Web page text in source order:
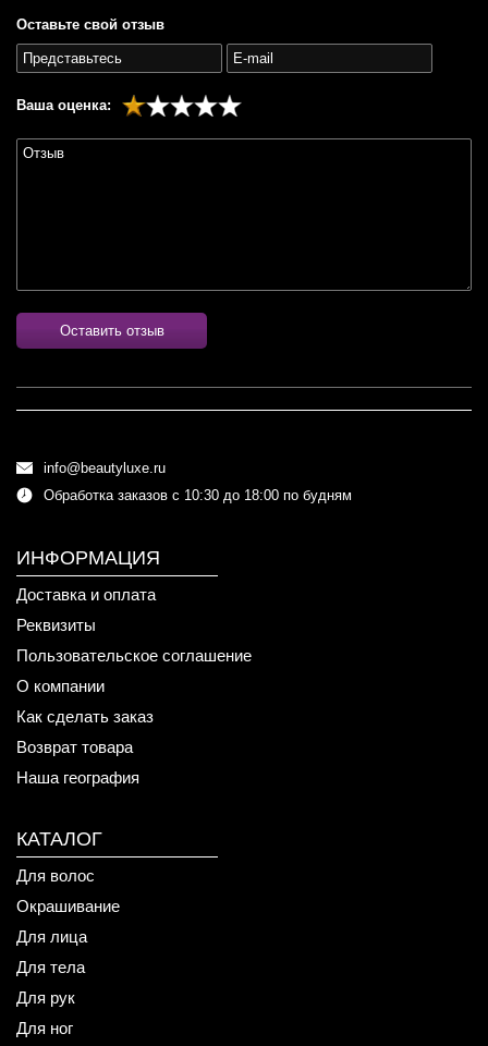
Оставьте свой отзыв
Ваша оценка:
Оставить отзыв
info@beautyluxe.ru
Обработка заказов с 10:30 до 18:00 по будням
ИНФОРМАЦИЯ
Доставка и оплата
Реквизиты
Пользовательское соглашение
О компании
Как сделать заказ
Возврат товара
Наша география
КАТАЛОГ
Для волос
Окрашивание
Для лица
Для тела
Для рук
Для ног